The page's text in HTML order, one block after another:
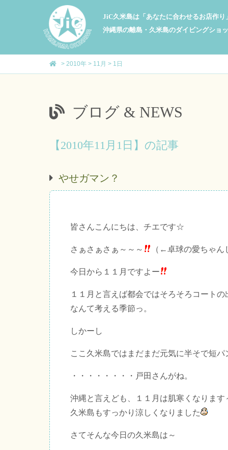
JiC久米島は「あなたに合わせるお店作り
沖縄県の離島・久米島のダイビングショ
> 2010年 > 11月 > 1日
ブログ & NEWS
【2010年11月1日】の記事
やせガマン？
皆さんこんにちは、チエです☆
さぁさぁさぁ～～～ （←卓球の愛ちゃん
今日から１１月ですよー
１１月と言えば都会ではそろそろコートの
なんて考える季節っ。
しかーし
ここ久米島ではまだまだ元気に半そで短パ
・・・・・・・・戸田さんがね。
沖縄と言えども、１１月は肌寒くなります
久米島もすっかり涼しくなりました
さてそんな今日の久米島は～